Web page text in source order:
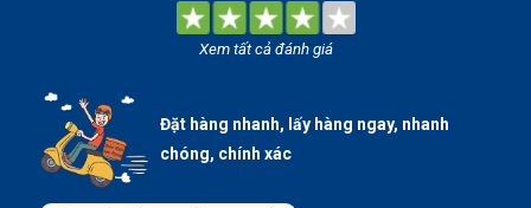
Xem tất cả đánh giá
Đặt hàng nhanh, lấy hàng ngay, nhanh
chóng, chính xác